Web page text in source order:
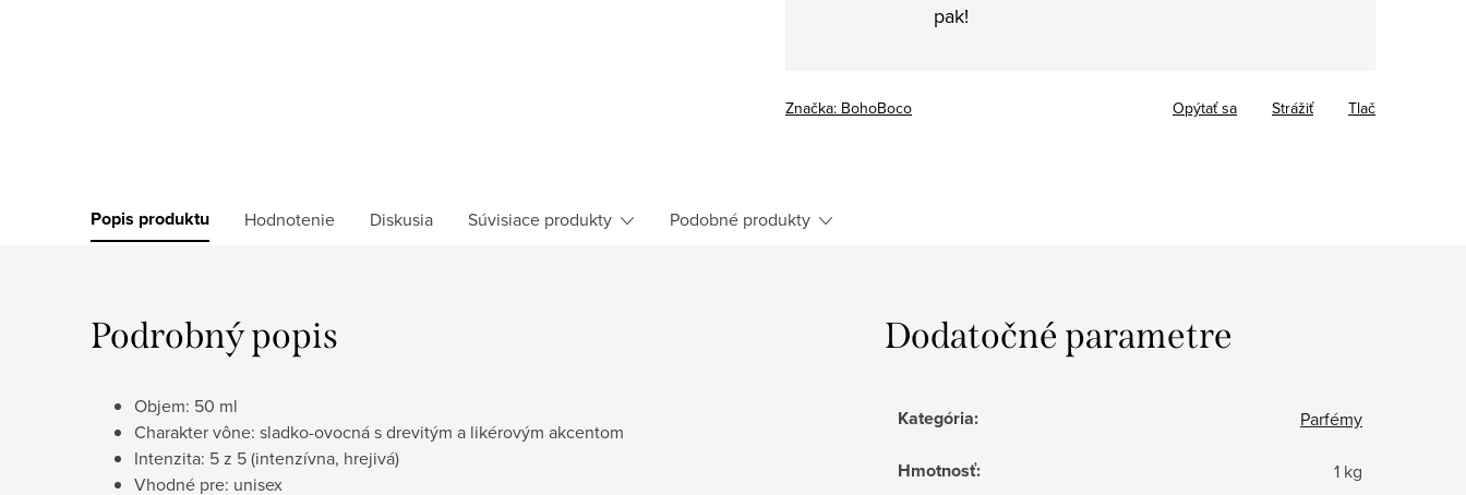
pak!
Značka: BohoBoco Tlač
Opýtať sa Strážiť
Popis produktu Hodnotenie Diskusia Súvisiace produkty Podobné produkty
Podrobný popis
Objem: 50 ml
Charakter vône: sladko-ovocná s drevitým a likérovým akcentom
Intenzita: 5 z 5 (intenzívna, hrejivá)
Vhodné pre: unisex
Dodatočné parametre
Kategória: Parfémy
Hmotnosť: 1 kg